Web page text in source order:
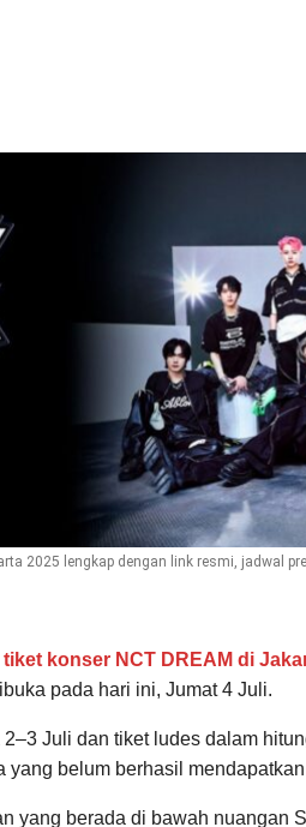
2025 lengkap dengan link resmi, jadwal
tiket konser NCT DREAM di
pada hari ini, Jumat 4 Juli.
Juli dan tiket ludes dalam
yang belum berhasil
yang berada di bawah nuangan